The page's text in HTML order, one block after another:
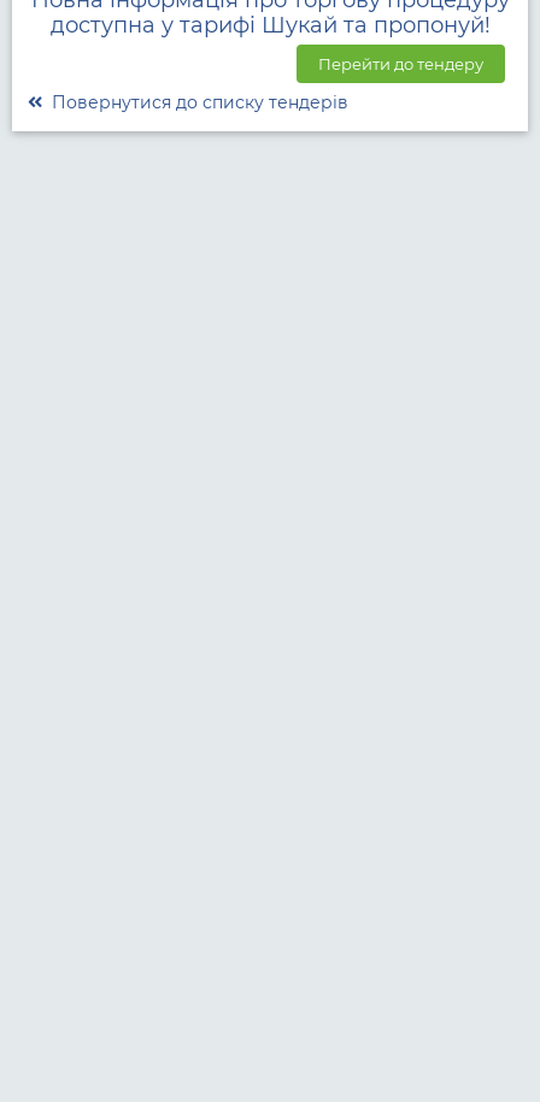
доступна у тарифі Шукай та пропонуй!
Перейти до тендеру
Повернутися до списку тендерів